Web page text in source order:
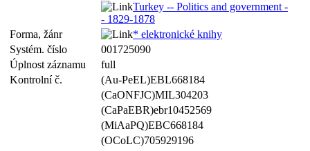
Turkey -- Politics and government -
- 1829-1878
Forma, žánr
* elektronické knihy
Systém. číslo
001725090
Úplnost záznamu
full
Kontrolní č.
(Au-PeEL)EBL668184
(CaONFJC)MIL304203
(CaPaEBR)ebr10452569
(MiAaPQ)EBC668184
(OCoLC)705929196